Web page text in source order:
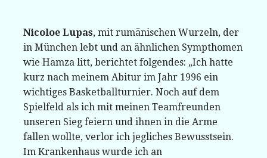
Nicoloe Lupas, mit rumänischen Wurzeln, der
in München lebt und an ähnlichen Sympthomen
wie Hamza litt, berichtet folgendes: „Ich hatte
kurz nach meinem Abitur im Jahr 1996 ein
wichtiges Basketballturnier. Noch auf dem
Spielfeld als ich mit meinen Teamfreunden
unseren Sieg feiern und ihnen in die Arme
fallen wollte, verlor ich jegliches Bewusstsein.
Im Krankenhaus wurde ich an